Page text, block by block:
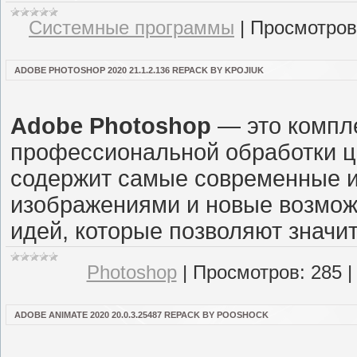
Системные программы |
ADOBE PHOTOSHOP 2020 21.1.2.136 REPACK BY KPOJIUK
Adobe Photoshop — это
профессиональной обработки
содержит самые современные
изображениями и новые
идей, которые позволяют
Photoshop| Просмотров: 285|
ADOBE ANIMATE 2020 20.0.3.25487 REPACK BY POOSHOCK